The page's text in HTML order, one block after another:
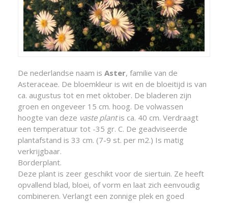
De nederlandse naam is Aster, familie van de
Asteraceae. De bloemkleur is wit en de bloeitijd is van
ca. augustus tot en met oktober. De bladeren zijn
groen en ongeveer 15 cm. hoog. De volwassen
hoogte van deze vaste plantis ca. 40 cm. Verdraagt
een temperatuur tot -35 gr. C. De geadviseerde
plantafstand is 33 cm. (7-9 st. per m2.) Is matig
verkrijgbaar.
Borderplant.
Deze plant is zeer geschikt voor de siertuin. Ze heeft
opvallend blad, bloei, of vorm en laat zich eenvoudig
combineren. Verlangt een zonnige plek en goed